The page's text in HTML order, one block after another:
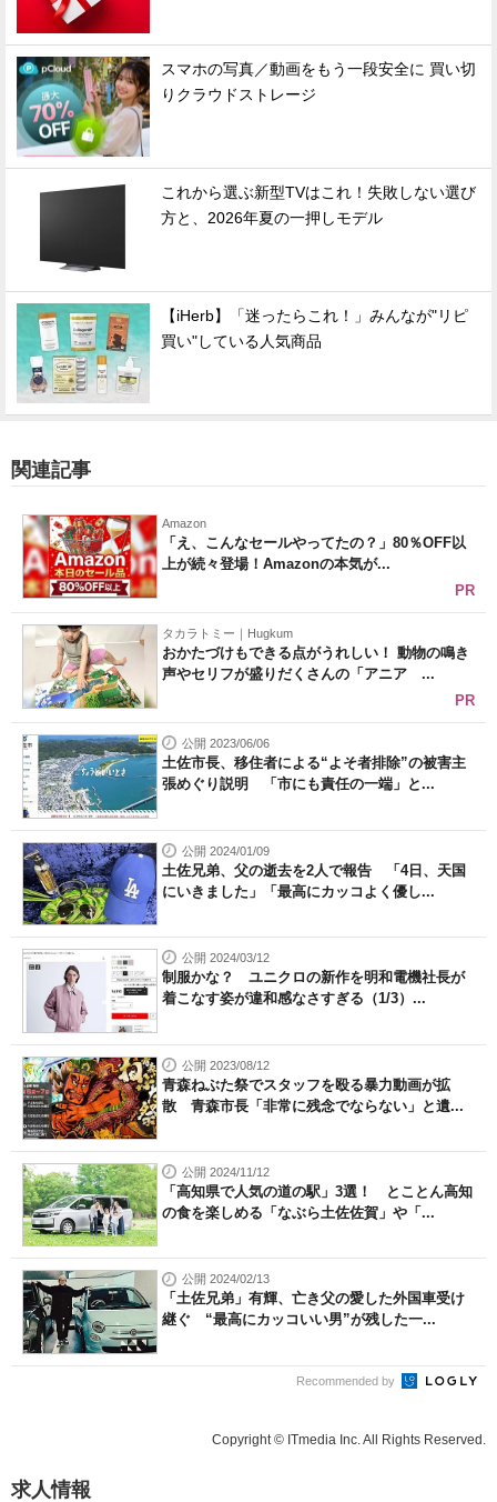
スマホの写真／動画をもう一段安全に 買い切
りクラウドストレージ
これから選ぶ新型TVはこれ！失敗しない選び
方と、2026年夏の一押しモデル
【iHerb】「迷ったらこれ！」みんなが"リピ
買い"している人気商品
関連記事
Amazon
「え、こんなセールやってたの？」80％OFF以
上が続々登場！Amazonの本気が...
PR
タカラトミー｜Hugkum
おかたづけもできる点がうれしい！ 動物の鳴き
声やセリフが盛りだくさんの「アニア ...
PR
公開 2023/06/06
土佐市長、移住者による“よそ者排除”の被害主
張めぐり説明 「市にも責任の一端」と...
公開 2024/01/09
土佐兄弟、父の逝去を2人で報告 「4日、天国
にいきました」「最高にカッコよく優し...
公開 2024/03/12
制服かな？ ユニクロの新作を明和電機社長が
着こなす姿が違和感なさすぎる（1/3）...
公開 2023/08/12
青森ねぶた祭でスタッフを殴る暴力動画が拡
散 青森市長「非常に残念でならない」と遺...
公開 2024/11/12
「高知県で人気の道の駅」3選！ とことん高知
の食を楽しめる「なぶら土佐佐賀」や「...
公開 2024/02/13
「土佐兄弟」有輝、亡き父の愛した外国車受け
継ぐ “最高にカッコいい男”が残した一...
Recommended by
Copyright © ITmedia Inc. All Rights Reserved.
求人情報